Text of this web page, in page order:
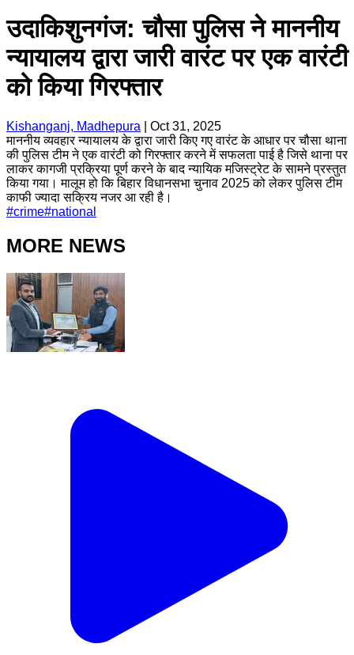
उदाकिशुनगंज: चौसा पुलिस ने माननीय
न्यायालय द्वारा जारी वारंट पर एक वारंटी
को किया गिरफ्तार
Kishanganj, Madhepura
Oct 31, 2025
माननीय व्यवहार न्यायालय के द्वारा जारी किए गए वारंट के आधार पर चौसा थाना
की पुलिस टीम ने एक वारंटी को गिरफ्तार करने में सफलता पाई है जिसे थाना पर
लाकर कागजी प्रक्रिया पूर्ण करने के बाद न्यायिक मजिस्ट्रेट के सामने प्रस्तुत
किया गया। मालूम हो कि बिहार विधानसभा चुनाव 2025 को लेकर पुलिस टीम
काफी ज्यादा सक्रिय नजर आ रही है।
#crime#national
MORE NEWS